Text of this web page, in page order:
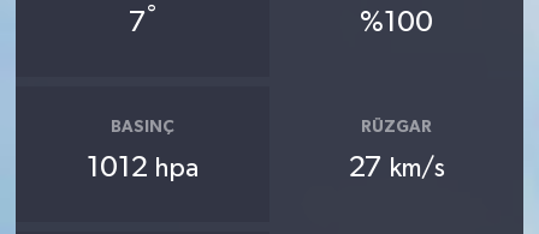
7° %100
BASINÇ
1012 hpa
RÜZGAR
27 km/s